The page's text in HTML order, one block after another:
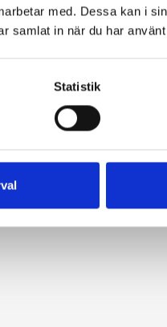
med. Dessa kan i
samlat in när du har
Statistik